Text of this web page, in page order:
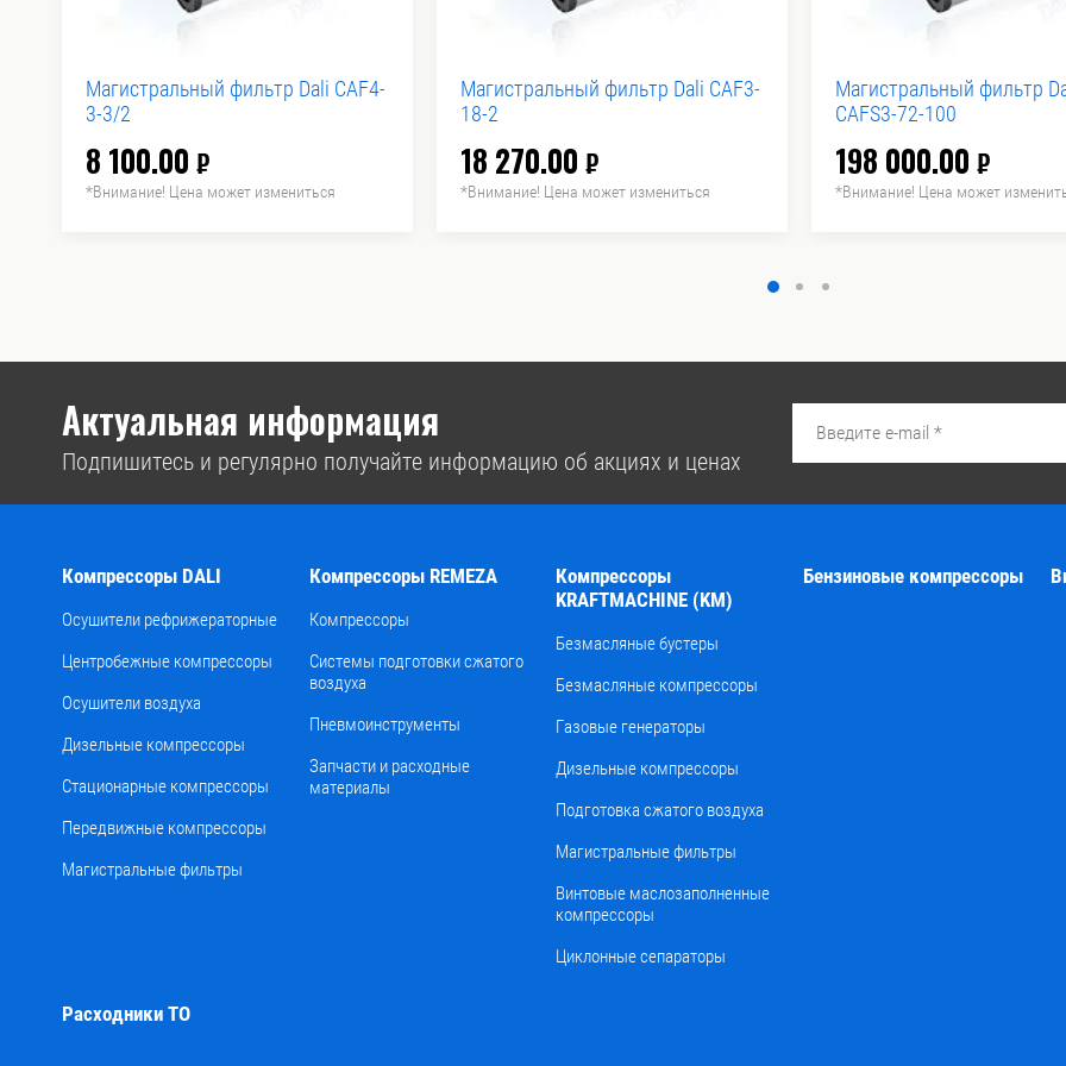
Магистральный фильтр Dali CAF4-
3-3/2
8 100.00 ₽
*Внимание! Цена может измениться
Магистральный фильтр Dali CAF3-
18-2
18 270.00 ₽
*Внимание! Цена может измениться
Магистральный фильтр
CAFS3-72-100
198 000.00 ₽
*Внимание! Цена может
Актуальная информация
Подпишитесь и регулярно получайте информацию об акциях и ценах
Компрессоры DALI
Осушители рефрижераторные
Центробежные компрессоры
Осушители воздуха
Дизельные компрессоры
Стационарные компрессоры
Передвижные компрессоры
Магистральные фильтры
Компрессоры REMEZA
Компрессоры
Системы подготовки сжатого
воздуха
Пневмоинструменты
Запчасти и расходные
материалы
Компрессоры
KRAFTMACHINE (KM)
Безмасляные бустеры
Безмасляные компрессоры
Газовые генераторы
Дизельные компрессоры
Подготовка сжатого воздуха
Магистральные фильтры
Винтовые маслозаполненные
компрессоры
Циклонные сепараторы
Бензиновые компрессоры
Расходники ТО